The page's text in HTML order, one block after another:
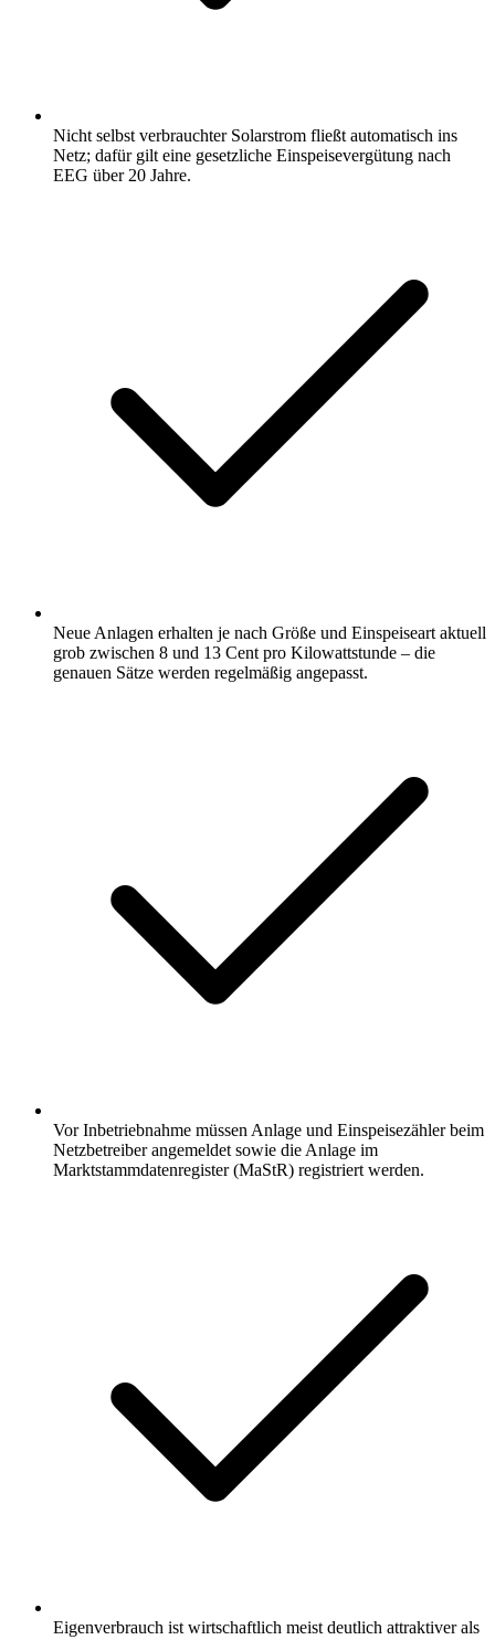
Nicht selbst verbrauchter Solarstrom fließt automatisch ins
Netz; dafür gilt eine gesetzliche Einspeisevergütung nach
EEG über 20 Jahre.
Neue Anlagen erhalten je nach Größe und Einspeiseart aktuell
grob zwischen 8 und 13 Cent pro Kilowattstunde – die
genauen Sätze werden regelmäßig angepasst.
Vor Inbetriebnahme müssen Anlage und Einspeisezähler beim
Netzbetreiber angemeldet sowie die Anlage im
Marktstammdatenregister (MaStR) registriert werden.
Eigenverbrauch ist wirtschaftlich meist deutlich attraktiver als